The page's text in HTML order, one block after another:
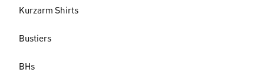
Kurzarm Shirts
Bustiers
BHs